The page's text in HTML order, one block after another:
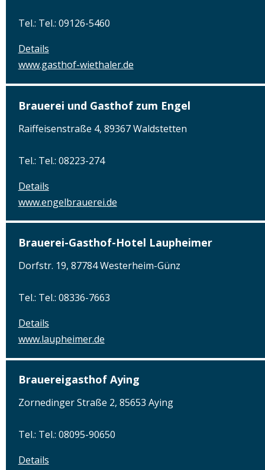
Tel.: Tel.: 09126-5460
Details
www.gasthof-wiethaler.de
Brauerei und Gasthof zum Engel
Raiffeisenstraße 4, 89367 Waldstetten
Tel.: Tel.: 08223-274
Details
www.engelbrauerei.de
Brauerei-Gasthof-Hotel Laupheimer
Dorfstr. 19, 87784 Westerheim-Günz
Tel.: Tel.: 08336-7663
Details
www.laupheimer.de
Brauereigasthof Aying
Zornedinger Straße 2, 85653 Aying
Tel.: Tel.: 08095-90650
Details